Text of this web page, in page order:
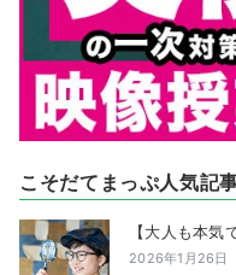
こそだてまっぷ人気記
【大人も本
2026年1月26日